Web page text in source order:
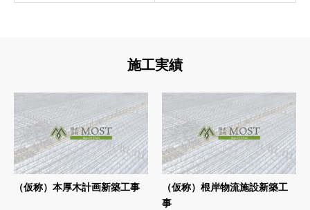
施工実績
（仮称）本厚木計画新築工事
（仮称）根岸物流施設新築工
事